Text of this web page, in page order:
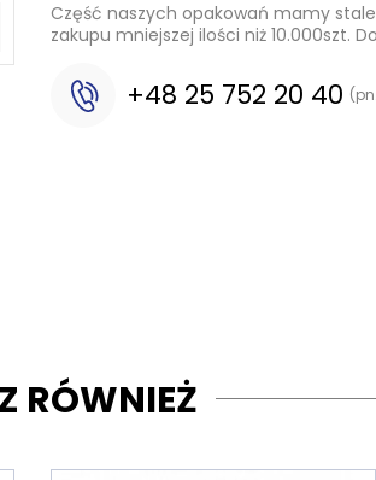
Część naszych opakowań mamy
zakupu mniejszej ilości niż 10.000szt.
+48 25 752 20 40
RÓWNIEŻ